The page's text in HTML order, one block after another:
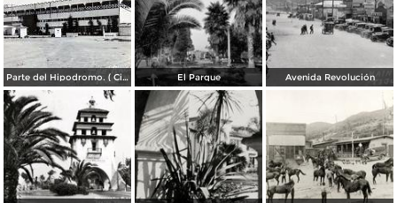
Parte del Hipodromo. ( Circulada el 12 de Julio de 1922 ). El Parque Avenida Revolución